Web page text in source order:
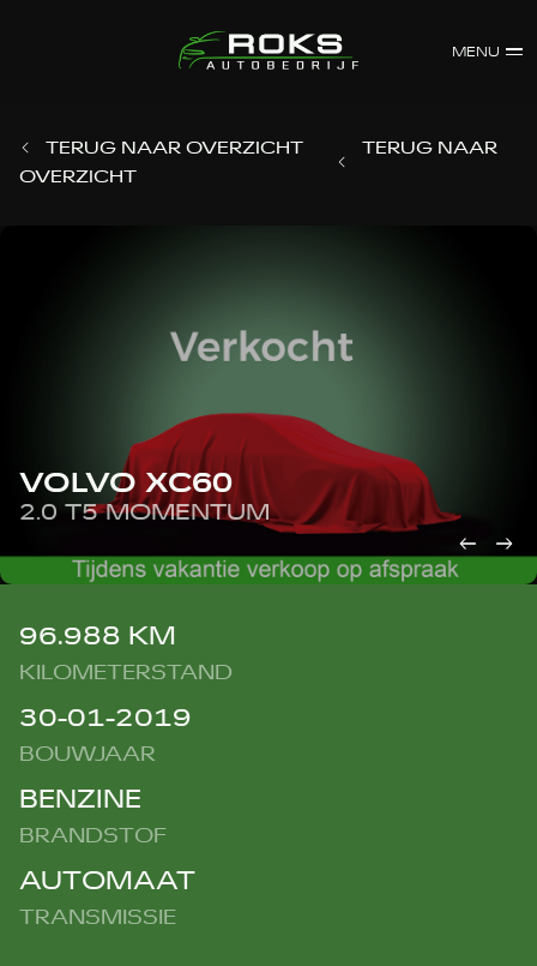
MENU
TERUG NAAR OVERZICHT
TERUG NAAR
OVERZICHT
VOLVO XC60
2.0 T5 MOMENTUM
96.988 KM
KILOMETERSTAND
30-01-2019
BOUWJAAR
BENZINE
BRANDSTOF
AUTOMAAT
TRANSMISSIE